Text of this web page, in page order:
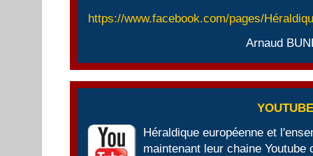
https://www.facebook.com/pages/
Arnaud
Héraldique européenne et
maintenant leur chaine Youtube